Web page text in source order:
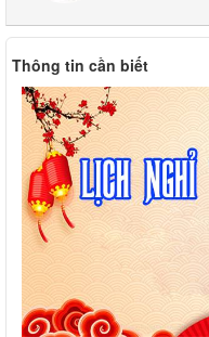
Thông tin cần biết